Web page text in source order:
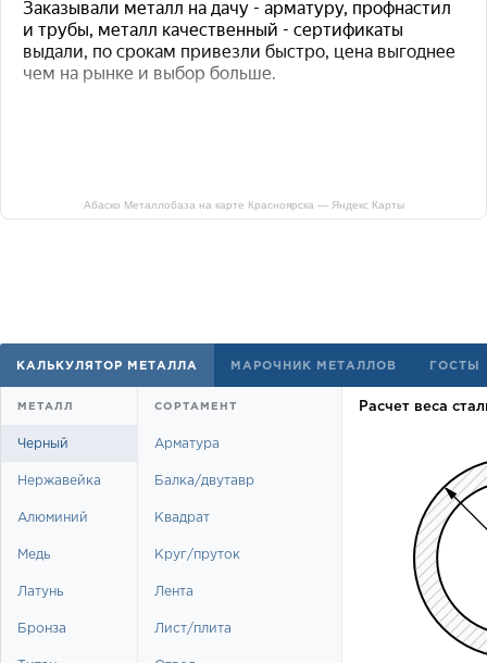
Абаско Металлобаза на карте Красноярска — Яндекс Карты